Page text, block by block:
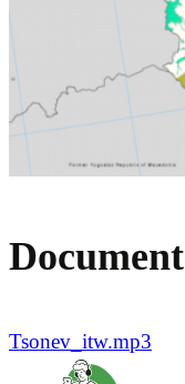
Tsonev_itw.mp3